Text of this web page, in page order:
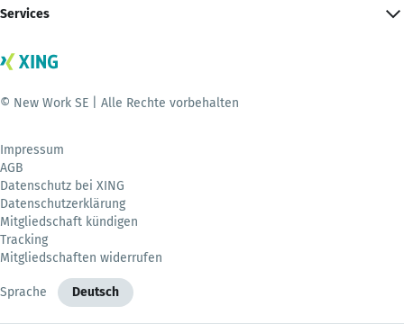
Services
© New Work SE | Alle Rechte vorbehalten
Impressum
AGB
Datenschutz bei XING
Datenschutzerklärung
Mitgliedschaft kündigen
Tracking
Mitgliedschaften widerrufen
Sprache Deutsch